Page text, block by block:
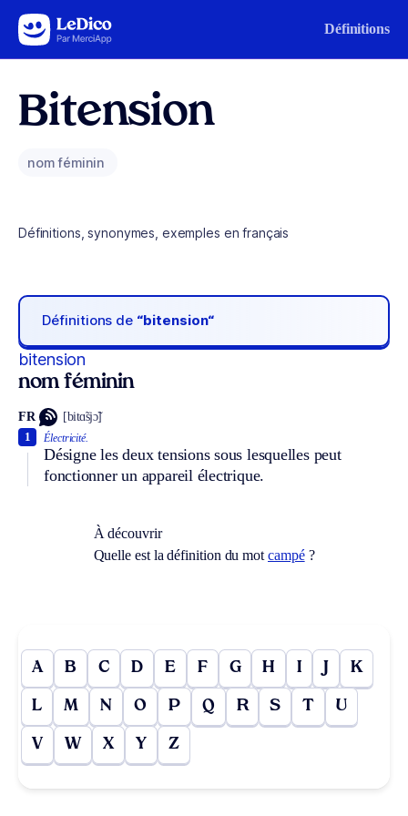
Aller au contenu Définitions
Bitension
nom féminin
Définitions, synonymes, exemples en français
Définitions de “bitension“
bitension
nom féminin
FR [bitɑ̃sjɔ̃]
Électricité.
Désigne les deux tensions sous lesquelles peut
fonctionner un appareil électrique.
1
À découvrir
Quelle est la définition du mot campé?
A B C D E F G H I J K
L M N O P Q R S T U
V W X Y Z